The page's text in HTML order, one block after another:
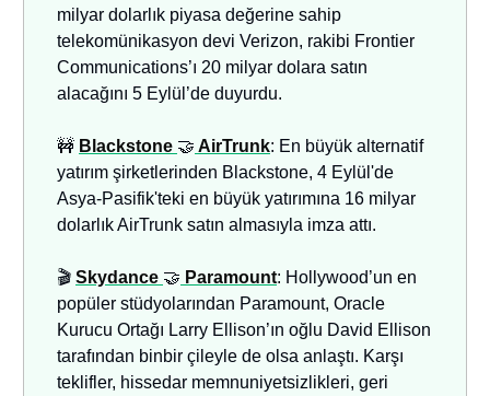
milyar dolarlık piyasa değerine sahip
telekomünikasyon devi Verizon, rakibi Frontier
Communications’ı 20 milyar dolara satın
alacağını 5 Eylül’de duyurdu.
🚧 Blackstone 🤝 AirTrunk: En büyük alternatif
yatırım şirketlerinden Blackstone, 4 Eylül'de
Asya-Pasifik'teki en büyük yatırımına 16 milyar
dolarlık AirTrunk satın almasıyla imza attı.
🎬 Skydance 🤝 Paramount: Hollywood’un en
popüler stüdyolarından Paramount, Oracle
Kurucu Ortağı Larry Ellison’ın oğlu David Ellison
tarafından binbir çileyle de olsa anlaştı. Karşı
teklifler, hissedar memnuniyetsizlikleri, geri